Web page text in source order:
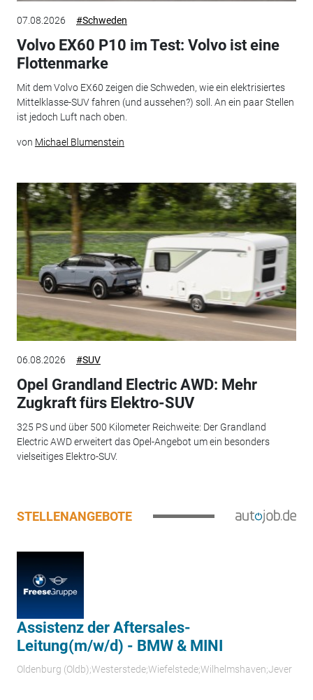
07.08.2026 #Schweden
Volvo EX60 P10 im Test: Volvo ist eine
Flottenmarke
Mit dem Volvo EX60 zeigen die Schweden, wie ein elektrisiertes
Mittelklasse-SUV fahren (und aussehen?) soll. An ein paar Stellen
ist jedoch Luft nach oben.
von Michael Blumenstein
06.08.2026 #SUV
Opel Grandland Electric AWD: Mehr
Zugkraft fürs Elektro-SUV
325 PS und über 500 Kilometer Reichweite: Der Grandland
Electric AWD erweitert das Opel-Angebot um ein besonders
vielseitiges Elektro-SUV.
STELLENANGEBOTE
Assistenz der Aftersales-
Leitung(m/w/d) - BMW & MINI
Oldenburg (Oldb);Westerstede;Wiefelstede;Wilhelmshaven;Jever